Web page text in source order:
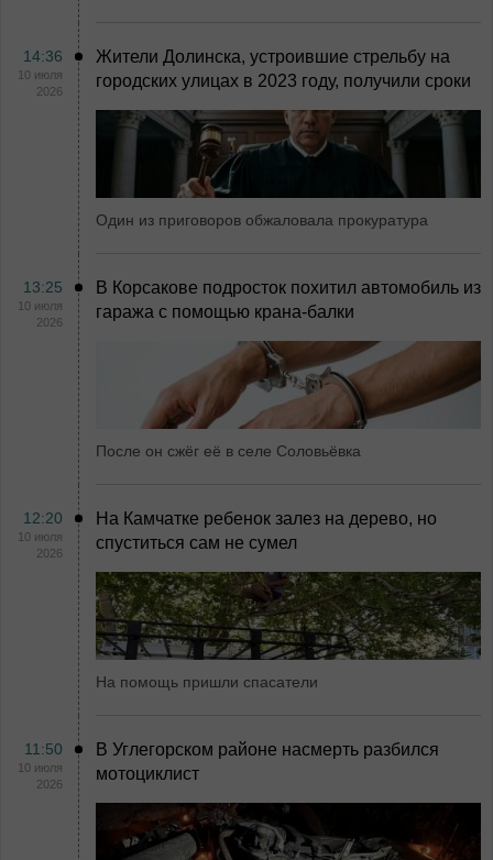
14:36
10 июля
2026
Жители Долинска, устроившие стрельбу на
городских улицах в 2023 году, получили сроки
Один из приговоров обжаловала прокуратура
13:25
10 июля
2026
В Корсакове подросток похитил автомобиль из
гаража с помощью крана-балки
После он сжёг её в селе Соловьёвка
12:20
10 июля
2026
На Камчатке ребенок залез на дерево, но
спуститься сам не сумел
На помощь пришли спасатели
11:50
10 июля
2026
В Углегорском районе насмерть разбился
мотоциклист